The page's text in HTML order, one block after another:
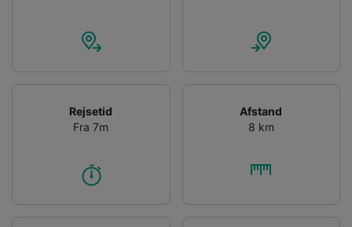
Rejsetid
Fra 7m
Afstand
8 km